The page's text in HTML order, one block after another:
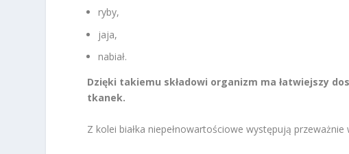
ryby,
jaja,
nabiał.
Dzięki takiemu składowi organizm ma łatwiejszy
tkanek.
Z kolei białka niepełnowartościowe występują